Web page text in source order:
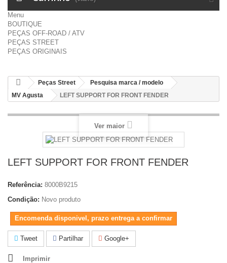
Menu
BOUTIQUE
PEÇAS OFF-ROAD / ATV
PEÇAS STREET
PEÇAS ORIGINAIS
Peças Street
Pesquisa marca / modelo
MV Agusta
LEFT SUPPORT FOR FRONT FENDER
Ver maior
LEFT SUPPORT FOR FRONT FENDER
Referência: 8000B9215
Condição: Novo produto
Encomenda disponivel, prazo entrega a confirmar
Tweet Partilhar Google+
Imprimir